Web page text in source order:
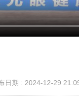
日期 : 2024-12-29